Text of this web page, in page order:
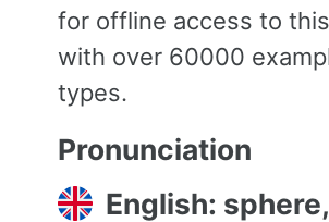
for offline access to
with over 60000
types.
Pronunciation
English: